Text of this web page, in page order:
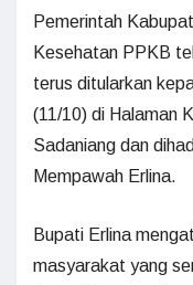
Pemerintah
Kesehatan PPKB
terus ditularkan
(11/10) di Halaman
Sadaniang dan
Mempawah Erlina.
Bupati Erlina
masyarakat yang